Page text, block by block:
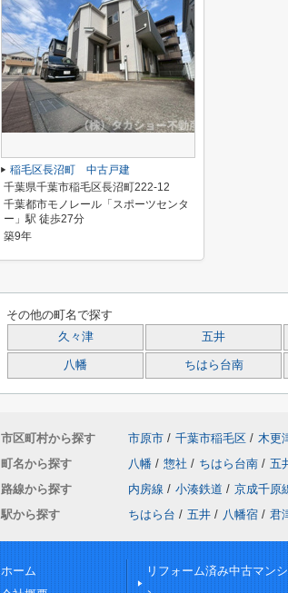
稲毛区長沼町 中古戸建
千葉県千葉市稲毛区長沼町222-12
千葉都市モノレール「スポーツセンタ
ー」駅 徒歩27分
築9年
その他の町名で探す
久々津 五井
八幡 ちはら台南
市区町村から探す 市原市 / 千葉市稲毛区 / 木更
町名から探す
八幡 / 惣社 / ちはら台南 / 五
路線から探す
内房線 / 小湊鉄道 / 京成千原
駅から探す
ちはら台 / 五井 / 八幡宿 / 君
ホーム
リフォーム済み中古マン